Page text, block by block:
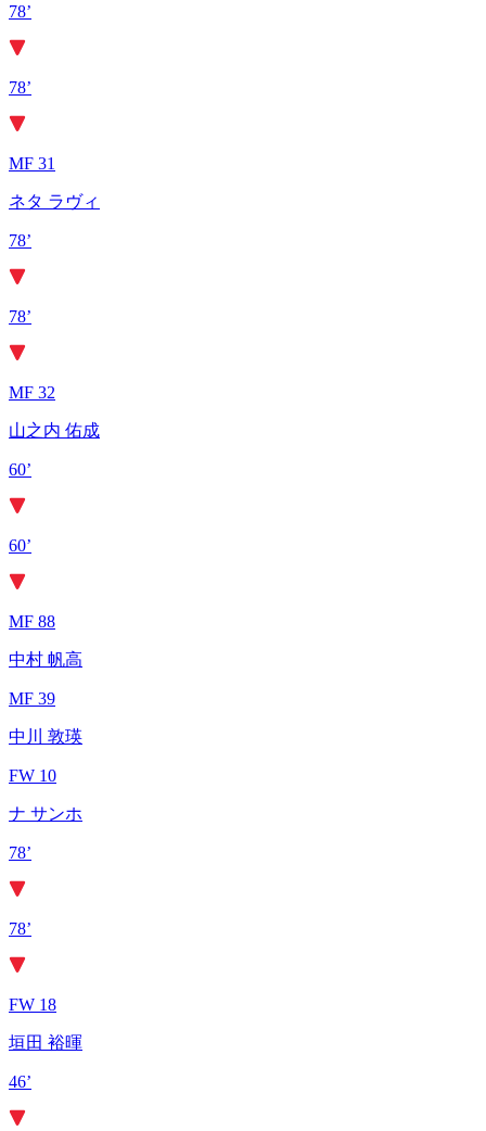
78’
78’
MF 31
ネタ ラヴィ
78’
78’
MF 32
山之内 佑成
60’
60’
MF 88
中村 帆高
MF 39
中川 敦瑛
FW 10
ナ サンホ
78’
78’
FW 18
垣田 裕暉
46’